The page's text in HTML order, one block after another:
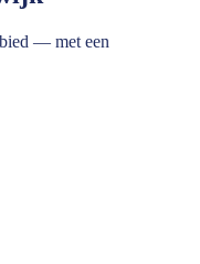
— met een